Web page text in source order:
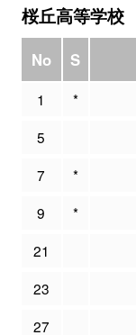
桜丘高等学校
No S
1 *
5
7
*
9
*
21
23
27